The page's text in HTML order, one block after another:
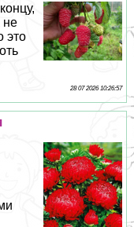
не
это
28 07 2026 10:26:57